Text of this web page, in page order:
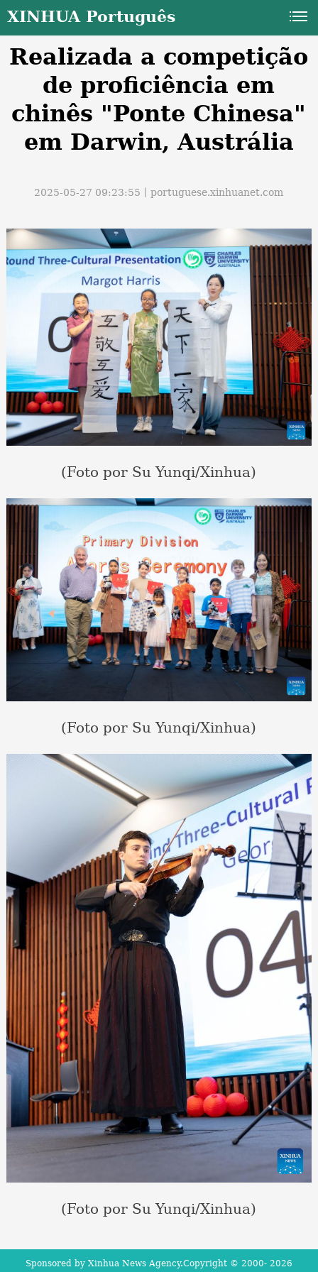
XINHUA Português
Realizada a competição
de proficiência em
chinês "Ponte Chinesa"
em Darwin, Austrália
2025-05-27 09:23:55丨portuguese.xinhuanet.com
(Foto por Su Yunqi/Xinhua)
(Foto por Su Yunqi/Xinhua)
(Foto por Su Yunqi/Xinhua)
Sponsored by Xinhua News Agency.Copyright © 2000- 2026